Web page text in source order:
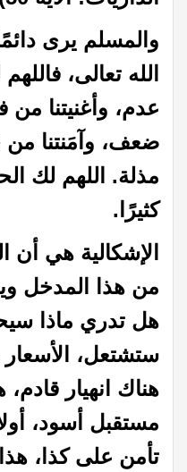
والمسلم يرى
الله تعالى،
عدم، وأغنيتنا من
ضعف، وآمَنتنا
مذلة. اللهم لك
كثيرًا.
الإشكالية هي أن
من هذا المدخل
هل تدري ماذا
ستشتعل، الأسعار
هناك انهيار
مستقبل أسود،
تأمن على كذا،